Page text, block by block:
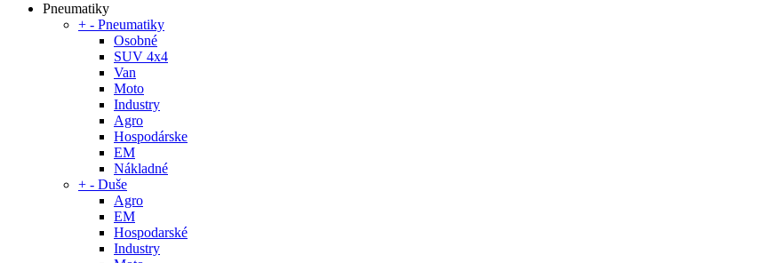
Pneumatiky
+ - Pneumatiky
Osobné
SUV 4x4
Van
Moto
Industry
Agro
Hospodárske
EM
Nákladné
+ - Duše
Agro
EM
Hospodarské
Industry